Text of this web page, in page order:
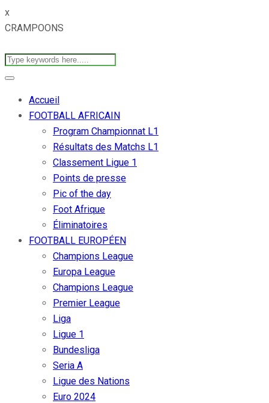
x
CRAMPOONS
Accueil
FOOTBALL AFRICAIN
Program Championnat L1
Résultats des Matchs L1
Classement Ligue 1
Points de presse
Pic of the day
Foot Afrique
Éliminatoires
FOOTBALL EUROPÉEN
Champions League
Europa League
Champions League
Premier League
Liga
Ligue 1
Bundesliga
Seria A
Ligue des Nations
Euro 2024